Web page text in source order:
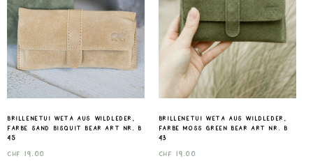
Brillenetui Weta aus Wildleder,
Farbe sand Bisquit Bear Art nr. B
45
CHF 19.00
Brillenetui Weta aus Wildleder,
Farbe Moss Green Bear Art nr. B
43
CHF 19.00